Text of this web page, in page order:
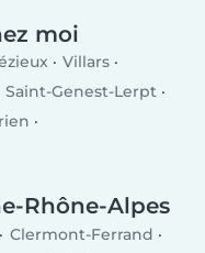
moi
Villars
Saint-Genest-Lerpt
Rhône-Alpes
Clermont-Ferrand